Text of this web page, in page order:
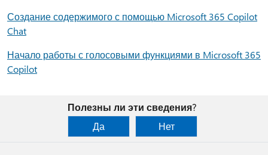
Создание содержимого с помощью Microsoft 365 Copilot
Chat
Начало работы с голосовыми функциями в Microsoft 365
Copilot
Полезны ли эти сведения?
Да
Нет